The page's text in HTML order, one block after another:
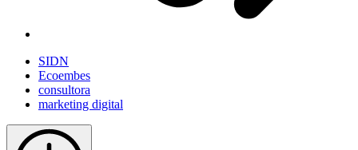
SIDN
Ecoembes
consultora
marketing digital